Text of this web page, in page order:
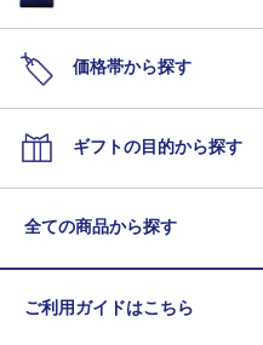
価格帯から探す
ギフトの目的から探す
全ての商品から探す
ご利用ガイドはこちら